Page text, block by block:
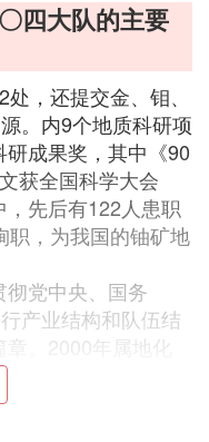
四大队的主要
，还提交金、钼、
。内9个地质科研项
成果奖，其中《90
获全国科学大会
先后有122人患职
职，为我国的铀矿地
党中央、国务
产业结构和队伍结
。2000年属地化
号顺利开辟了长
队多种经营形成了地